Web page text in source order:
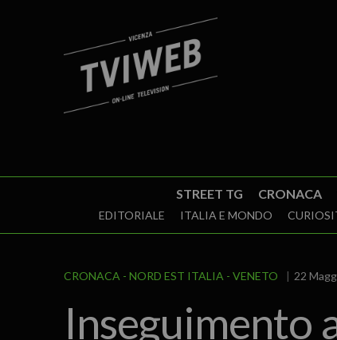
STREET TG CRONACA
EDITORIALE ITALIA E MONDO
CRONACA NORD EST ITALIA VENETO 22
Inseguimento